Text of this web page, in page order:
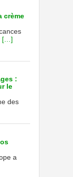
crème
[…]
:
le
des
a